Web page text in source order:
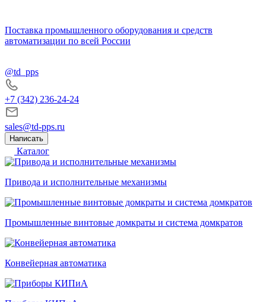
Поставка промышленного оборудования и средств
автоматизации по всей России
@td_pps
+7 (342) 236-24-24
sales@td-pps.ru
Написать
Каталог
Привода и исполнительные механизмы
Промышленные винтовые домкраты и система домкратов
Конвейерная автоматика